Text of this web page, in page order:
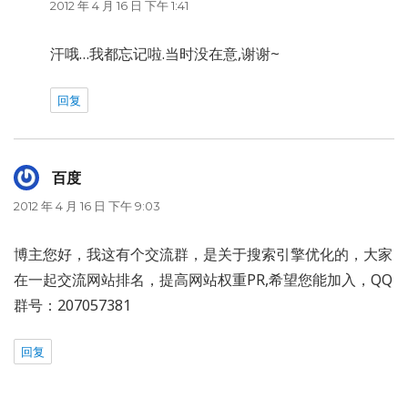
2012 年 4 月 16 日 下午 1:41
汗哦…我都忘记啦.当时没在意,谢谢~
回复
百度
道：
2012 年 4 月 16 日 下午 9:03
博主您好，我这有个交流群，是关于搜索引擎优化的，大家
在一起交流网站排名，提高网站权重PR,希望您能加入，QQ
群号：207057381
回复